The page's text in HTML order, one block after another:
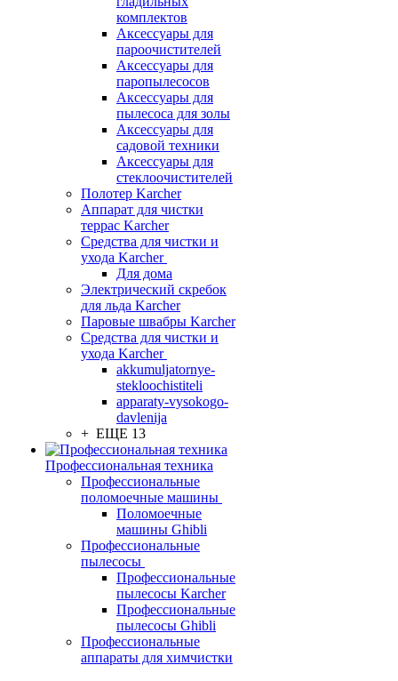
комплектов
Аксессуары для
пароочистителей
Аксессуары для
паропылесосов
Аксессуары для
пылесоса для золы
Аксессуары для
садовой техники
Аксессуары для
стеклоочистителей
Полотер Karcher
Аппарат для чистки
террас Karcher
Средства для чистки и
ухода Karcher
Для дома
Электрический скребок
для льда Karcher
Паровые швабры Karcher
Средства для чистки и
ухода Karcher
akkumuljatornye-
stekloochistiteli
apparaty-vysokogo-
davlenija
+ ЕЩЕ 13
Профессиональная техника
Профессиональные
поломоечные машины
Поломоечные
машины Ghibli
Профессиональные
пылесосы
Профессиональные
пылесосы Karcher
Профессиональные
пылесосы Ghibli
Профессиональные
аппараты для химчистки